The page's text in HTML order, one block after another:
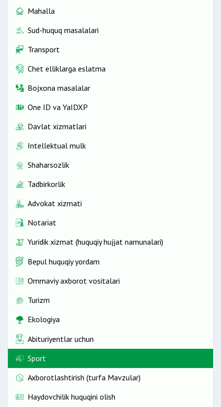
Mahalla
Sud-huquq masalalari
Transport
Chet elliklarga eslatma
Bojxona masalalar
One ID vа YaIDXP
Davlat xizmatlari
Intellektual mulk
Shaharsozlik
Tadbirkorlik
Advokat xizmati
Notariat
Yuridik xizmat (huquqiy hujjat namunalari)
Bepul huquqiy yordam
Ommaviy axborot vositalari
Turizm
Ekologiya
Abituriyentlar uchun
Sport
Axborotlashtirish (turfa Mavzular)
Haydovchilik huquqini olish